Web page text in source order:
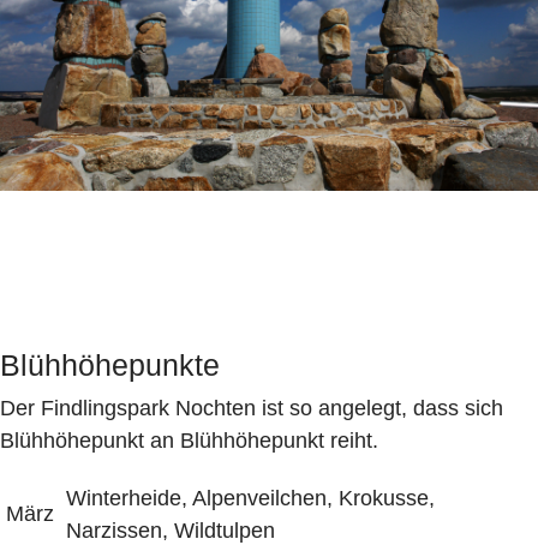
Blühhöhepunkte
Der Findlingspark Nochten ist so angelegt, dass sich
Blühhöhepunkt an Blühhöhepunkt reiht.
März
Winterheide, Alpenveilchen, Krokusse,
Narzissen, Wildtulpen